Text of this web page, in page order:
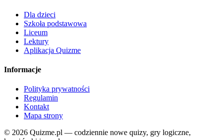
Dla dzieci
Szkoła podstawowa
Liceum
Lektury
Aplikacja Quizme
Informacje
Polityka prywatności
Regulamin
Kontakt
Mapa strony
© 2026 Quizme.pl — codziennie nowe quizy, gry logiczne,